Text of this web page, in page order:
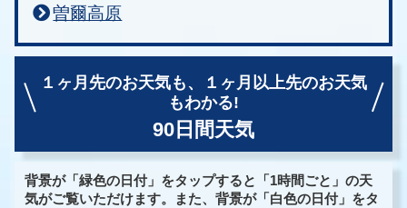
曽爾高原
１ヶ月先のお天気も、
１ヶ月以上先のお天気
もわかる!
90日間天気
背景が「緑色の日付」をタップすると「1時間ごと」の天
気がご覧いただけます。また、背景が「白色の日付」をタ